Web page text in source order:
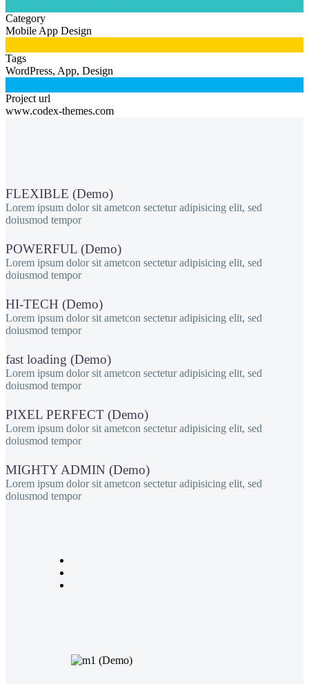
Category
Mobile App Design
Tags
WordPress, App, Design
Project url
www.codex-themes.com
FLEXIBLE (Demo)
Lorem ipsum dolor sit ametcon sectetur adipisicing elit, sed
doiusmod tempor
POWERFUL (Demo)
Lorem ipsum dolor sit ametcon sectetur adipisicing elit, sed
doiusmod tempor
HI-TECH (Demo)
Lorem ipsum dolor sit ametcon sectetur adipisicing elit, sed
doiusmod tempor
fast loading (Demo)
Lorem ipsum dolor sit ametcon sectetur adipisicing elit, sed
doiusmod tempor
PIXEL PERFECT (Demo)
Lorem ipsum dolor sit ametcon sectetur adipisicing elit, sed
doiusmod tempor
MIGHTY ADMIN (Demo)
Lorem ipsum dolor sit ametcon sectetur adipisicing elit, sed
doiusmod tempor